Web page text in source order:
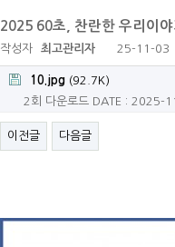
2025 60초, 찬란한 우리이
작성자 최고관리자 25-11-03
10.jpg (92.7K)
2회 다운로드 DATE : 2025-
이전글 다음글